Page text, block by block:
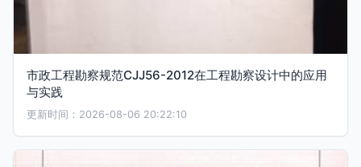
市政工程勘察规范CJJ56-2012在工程勘察设计中的应用
与实践
更新时间：2026-08-06 20:22:10